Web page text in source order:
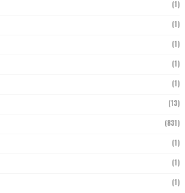
(1)
(1)
(1)
(1)
(1)
(13)
(831)
(1)
(1)
(1)